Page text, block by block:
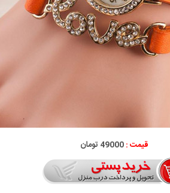
قیمت :49000 تومان